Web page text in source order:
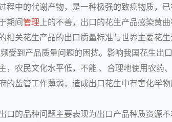
程中的代谢产物，是一种极强的致癌物质，
期间管理上的不善，出口的花生产品感染黄
相关花生产品的出口质量标准与世界主要花
受到产品质量问题的困扰。影响我国花生
，农民文化水平低，不能 、合理地使用农药
的监管工作薄弱，造成出口花生中有害化学物
口的品种问题主要表现为出口产品种质资源